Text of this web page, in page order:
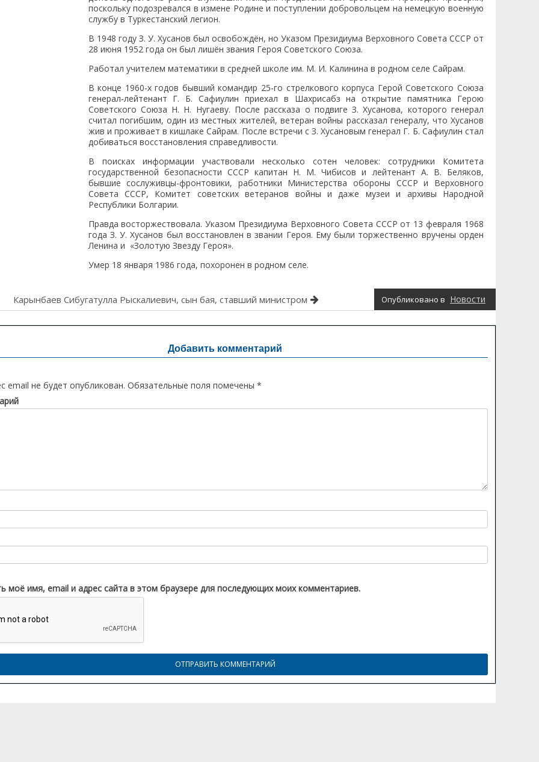
поскольку подозревался в измене Родине и поступлении добровольцем на немецкую военную
службу в Туркестанский легион.
В 1948 году З. У. Хусанов был освобождён, но Указом Президиума Верховного Совета СССР от
28 июня 1952 года он был лишён звания Героя Советского Союза.
Работал учителем математики в средней школе им. М. И. Калинина в родном селе Сайрам.
В конце 1960-х годов бывший командир 25-го стрелкового корпуса Герой Советского Союза
генерал-лейтенант Г. Б. Сафиулин приехал в Шахрисабз на открытие памятника Герою
Советского Союза Н. Н. Нугаеву. После рассказа о подвиге З. Хусанова, которого генерал
считал погибшим, один из местных жителей, ветеран войны рассказал генералу, что Хусанов
жив и проживает в кишлаке Сайрам. После встречи с З. Хусановым генерал Г. Б. Сафиулин стал
добиваться восстановления справедливости.
В поисках информации участвовали несколько сотен человек: сотрудники Комитета
государственной безопасности СССР капитан Н. М. Чибисов и лейтенант А. В. Беляков,
бывшие сослуживцы-фронтовики, работники Министерства обороны СССР и Верховного
Совета СССР, Комитет советских ветеранов войны и даже музеи и архивы Народной
Республики Болгарии.
Правда восторжествовала. Указом Президиума Верховного Совета СССР от 13 февраля 1968
года З. У. Хусанов был восстановлен в звании Героя. Ему были торжественно вручены орден
Ленина и «Золотую Звезду Героя».
Умер 18 января 1986 года, похоронен в родном селе.
Опубликовано в Новости
Карынбаев Сибугатулла Рыскалиевич, сын бая, ставший министром
Добавить комментарий
email не будет опубликован. Обязательные поля помечены *
моё имя, email и адрес сайта в этом браузере для последующих моих комментариев.